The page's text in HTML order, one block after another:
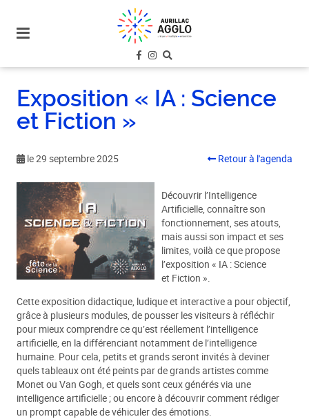
site
menu
aller au
contenu
Exposition « IA : Science
et Fiction »
le 29 septembre 2025 Retour à l'agenda
Découvrir l’Intelligence
Artificielle, connaître son
fonctionnement, ses atouts,
mais aussi son impact et ses
limites, voilà ce que propose
l’exposition « IA : Science
et Fiction ».
Cette exposition didactique, ludique et interactive a pour objectif,
grâce à plusieurs modules, de pousser les visiteurs à réfléchir
pour mieux comprendre ce qu’est réellement l’intelligence
artificielle, en la différenciant notamment de l’intelligence
humaine. Pour cela, petits et grands seront invités à deviner
quels tableaux ont été peints par de grands artistes comme
Monet ou Van Gogh, et quels sont ceux générés via une
intelligence artificielle ; ou encore à découvrir comment rédiger
un prompt capable de véhiculer des émotions.